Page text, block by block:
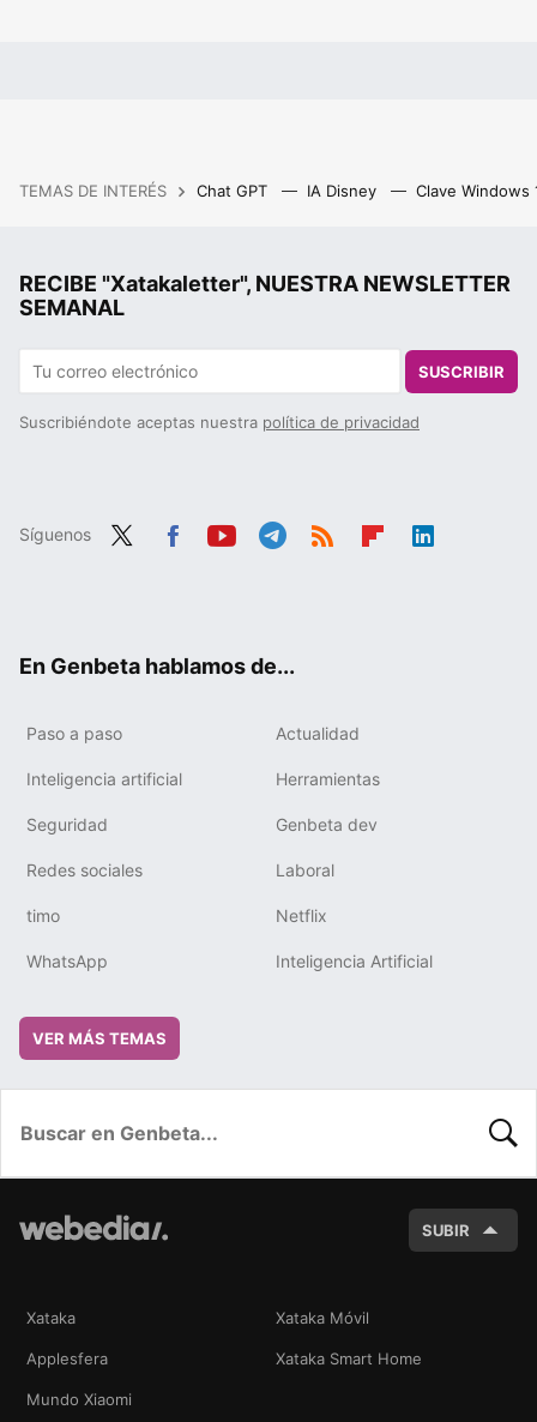
TEMAS DE INTERÉS Chat GPT IA Disney Clave Windows
RECIBE "Xatakaletter", NUESTRA NEWSLETTER
SEMANAL
SUSCRIBIR
Suscribiéndote aceptas nuestra política de privacidad
Síguenos
En Genbeta hablamos de...
Paso a paso Actualidad
Inteligencia artificial Herramientas
Seguridad Genbeta dev
Redes sociales Laboral
timo Netflix
WhatsApp Inteligencia Artificial
VER MÁS TEMAS
SUBIR
Xataka Xataka Móvil
Applesfera Xataka Smart Home
Mundo Xiaomi